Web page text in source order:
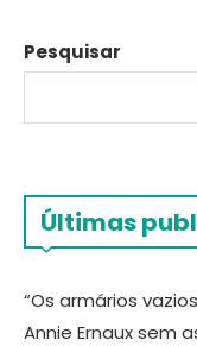
Pesquisar
Últimas
“Os armários
Annie Ernaux sem